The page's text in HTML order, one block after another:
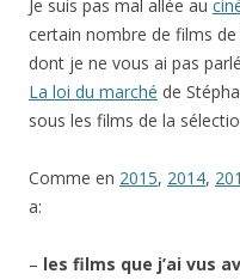
Je suis pas mal allée au
certain nombre de films
dont je ne vous ai pas
La loi du marché de
sous les films de la
Comme en 2015, 2014,
a:
– les films que j’ai vus